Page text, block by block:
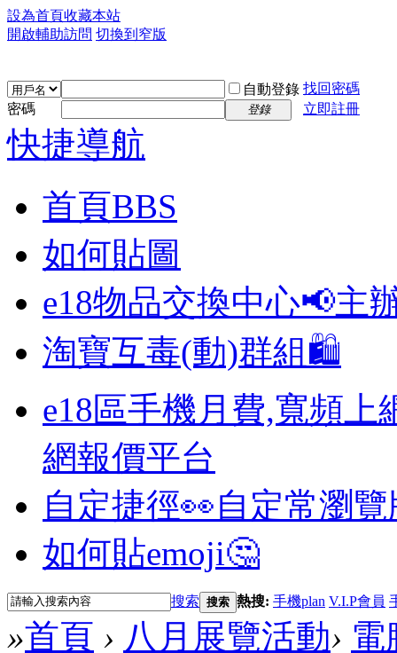
設為首頁收藏本站
開啟輔助訪問 切換到窄版
自動登錄 找回密碼
密碼
登錄 立即註冊
快捷導航
首頁BBS
如何貼圖
e18物品交換中心📢主
淘寶互毒(動)群組🛍️
e18區手機月費,寬頻上
網報價平台
自定捷徑👀自定常瀏
如何貼emoji🤔
搜索 搜索 熱搜: 手機plan V.I.P會員
»首頁 › 八月展覽活動› 電